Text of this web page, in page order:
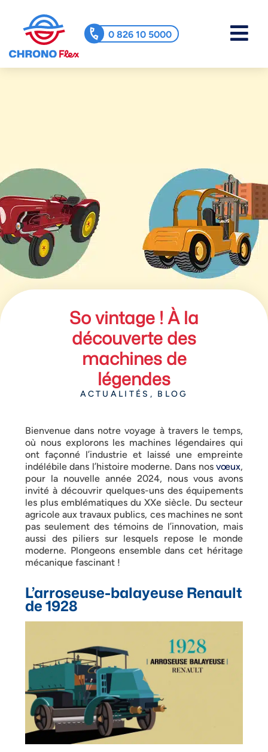
0 826 10 5000
So vintage ! À la
découverte des
machines de
légendes
ACTUALITÉS , BLOG
Bienvenue dans notre voyage à travers le temps,
où nous explorons les machines légendaires qui
ont façonné l’industrie et laissé une empreinte
indélébile dans l’histoire moderne. Dans nos vœux,
pour la nouvelle année 2024, nous vous avons
invité à découvrir quelques-uns des équipements
les plus emblématiques du XXe siècle. Du secteur
agricole aux travaux publics, ces machines ne sont
pas seulement des témoins de l’innovation, mais
aussi des piliers sur lesquels repose le monde
moderne. Plongeons ensemble dans cet héritage
mécanique fascinant !
L’arroseuse-balayeuse Renault
de 1928